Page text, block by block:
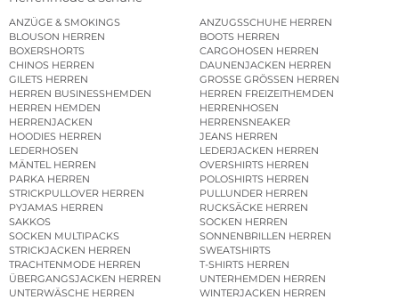
ANZÜGE & SMOKINGS
ANZUGSSCHUHE HERREN
BLOUSON HERREN
BOOTS HERREN
BOXERSHORTS
CARGOHOSEN HERREN
CHINOS HERREN
DAUNENJACKEN HERREN
GILETS HERREN
GROSSE GRÖSSEN HERREN
HERREN BUSINESSHEMDEN
HERREN FREIZEITHEMDEN
HERREN HEMDEN
HERRENHOSEN
HERRENJACKEN
HERRENSNEAKER
HOODIES HERREN
JEANS HERREN
LEDERHOSEN
LEDERJACKEN HERREN
MÄNTEL HERREN
OVERSHIRTS HERREN
PARKA HERREN
POLOSHIRTS HERREN
STRICKPULLOVER HERREN
PULLUNDER HERREN
PYJAMAS HERREN
RUCKSÄCKE HERREN
SAKKOS
SOCKEN HERREN
SOCKEN MULTIPACKS
SONNENBRILLEN HERREN
STRICKJACKEN HERREN
SWEATSHIRTS
TRACHTENMODE HERREN
T-SHIRTS HERREN
ÜBERGANGSJACKEN HERREN
UNTERHEMDEN HERREN
UNTERWÄSCHE HERREN
WINTERJACKEN HERREN